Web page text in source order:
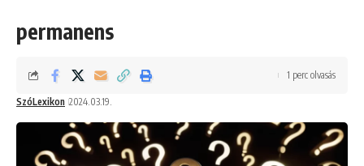
permanens
SzóLexikon 2024.03.19.
1 perc olvasás